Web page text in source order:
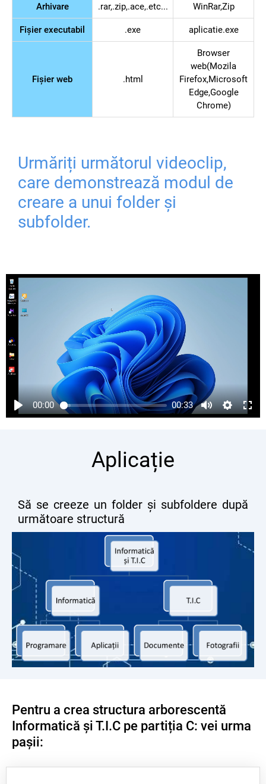
Arhivare .rar,.zip,.ace,.etc... WinRar,Zip
Fișier executabil .exe aplicatie.exe
Fișier web .html
Browser
web(Mozila
Firefox,Microsoft
Edge,Google
Chrome)
Urmăriți următorul videoclip,
care demonstrează modul de
creare a unui folder și
subfolder.
00:00 00:33
Aplicație
Să se creeze un folder și subfoldere după
următoare structură
Pentru a crea structura arborescentă
Informatică și T.I.C pe partiția C: vei urma
pașii: